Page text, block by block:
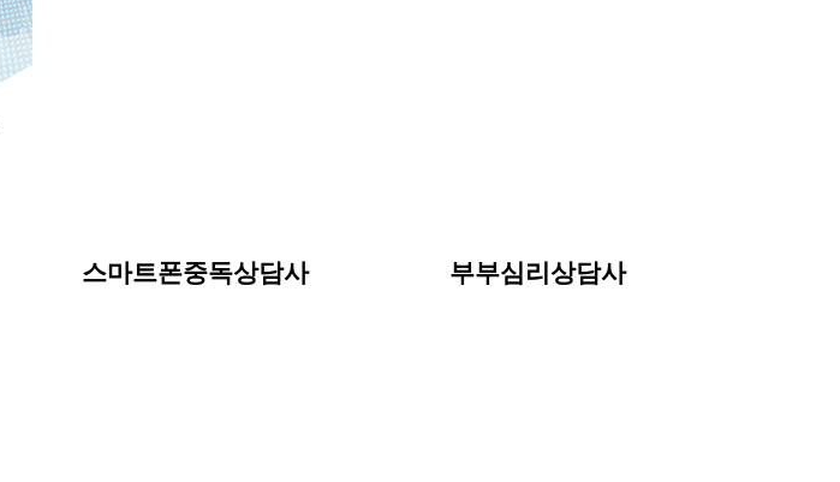
스마트폰중독상담사 부부심리상담사